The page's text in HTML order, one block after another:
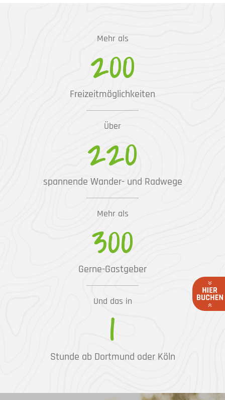
Mehr als
200
Freizeitmöglichkeiten
Über
220
spannende Wander- und Radwege
Mehr als
300
Gerne-Gastgeber
Und das in
1
Stunde ab Dortmund oder Köln